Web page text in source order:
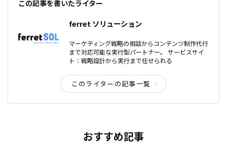
この記事を書いたライター
ferret ソリューション
マーケティング戦略の相談からコンテンツ制作代行
まで対応可能な実行型パートナー。 サービスサイ
ト：戦略設計から実行まで任せられる
このライターの記事一覧
おすすめ記事